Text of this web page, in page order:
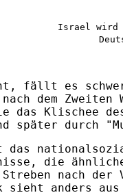
Israel wird
fällt es
dem
das Klischee
später durch
das
die
nach der
anders aus –